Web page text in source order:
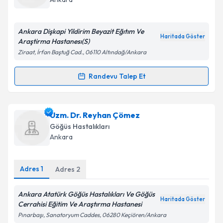
Kişisel verilerimin işlenmesine ilişkinAydınlatma
'ni okudum ve kişisel verilerimin belirtilen
kapsamda işlenmesini kabul ediyorum.
Takvim Talebini Gönder
Ankara Dişkapi Yildirim Beyazit Eğıtım Ve
Araştirma Hastanesı(S)
Haritada Göster
Ziraat, İrfan Baştuğ Cad., 06110 Altındağ/Ankara
Randevu Talep Et
Randevu Takvimi Talebi
Doç. Dr. Recai Ergüniçin randevu takvimi talebi
oluşturun. Size bu uzmandan randevu almanız için bir
takvim hazırlandığında e-posta ile bilgilendireceğiz.
Kişisel verilerimin işlenmesine ilişkin
Aydınlatma
Metni'ni okudum ve kişisel verilerimin belirtilen
Uzm. Dr. Reyhan Çömez
Göğüs Hastalıkları
Ankara
Adres 1 Adres 2
Ankara Atatürk Göğüs Hastalıkları Ve Göğüs
Cerrahisi Eğitim Ve Araştırma Hastanesi
Haritada Göster
Pınarbaşı, Sanatoryum Caddes, 06280 Keçiören/Ankara